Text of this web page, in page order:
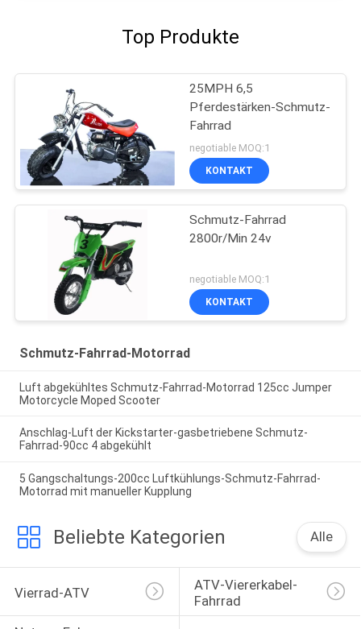
Top Produkte
25MPH 6,5
Pferdestärken-Schmutz-
Fahrrad
negotiable MOQ:1
KONTAKT
Schmutz-Fahrrad
2800r/Min 24v
negotiable MOQ:1
KONTAKT
Schmutz-Fahrrad-Motorrad
Luft abgekühltes Schmutz-Fahrrad-Motorrad 125cc Jumper
Motorcycle Moped Scooter
Anschlag-Luft der Kickstarter-gasbetriebene Schmutz-
Fahrrad-90cc 4 abgekühlt
5 Gangschaltungs-200cc Luftkühlungs-Schmutz-Fahrrad-
Motorrad mit manueller Kupplung
Beliebte Kategorien Alle
Vierrad-ATV
ATV-Viererkabel-
Fahrrad